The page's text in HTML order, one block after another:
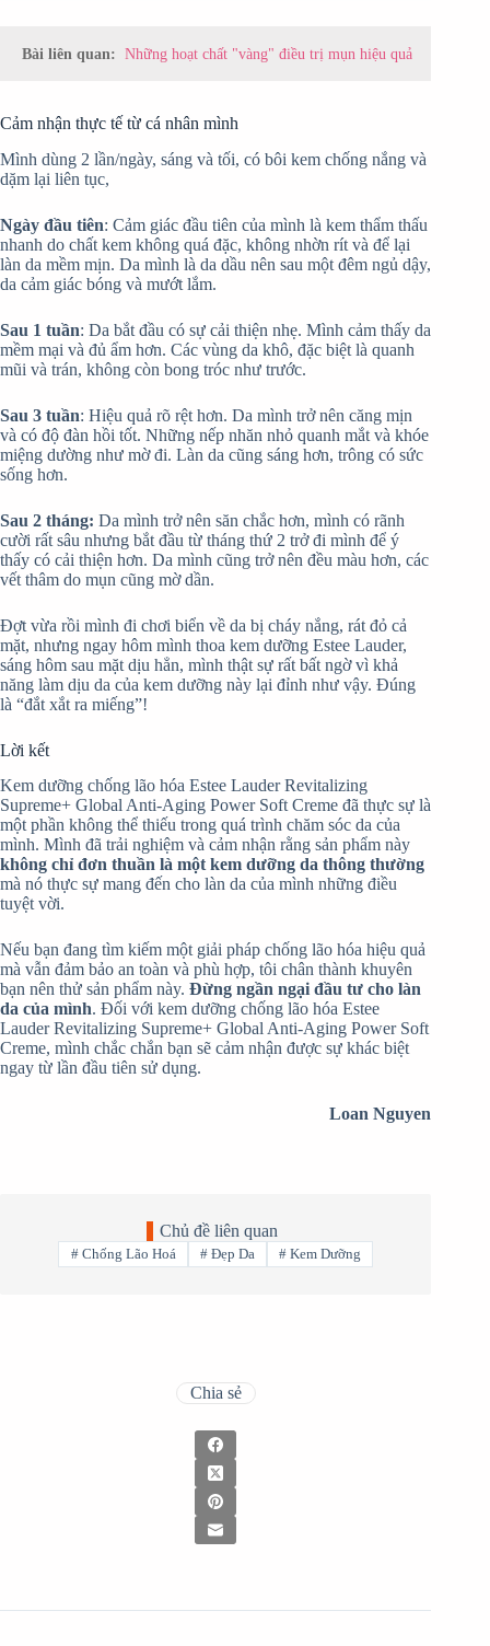
Bài liên quan: Những hoạt chất "vàng" điều trị mụn hiệu quả
Cảm nhận thực tế từ cá nhân mình
Mình dùng 2 lần/ngày, sáng và tối, có bôi kem chống nắng và
dặm lại liên tục,
Ngày đầu tiên: Cảm giác đầu tiên của mình là kem thẩm thấu
nhanh do chất kem không quá đặc, không nhờn rít và để lại
làn da mềm mịn. Da mình là da dầu nên sau một đêm ngủ dậy,
da cảm giác bóng và mướt lắm.
Sau 1 tuần: Da bắt đầu có sự cải thiện nhẹ. Mình cảm thấy da
mềm mại và đủ ẩm hơn. Các vùng da khô, đặc biệt là quanh
mũi và trán, không còn bong tróc như trước.
Sau 3 tuần: Hiệu quả rõ rệt hơn. Da mình trở nên căng mịn
và có độ đàn hồi tốt. Những nếp nhăn nhỏ quanh mắt và khóe
miệng dường như mờ đi. Làn da cũng sáng hơn, trông có sức
sống hơn.
Sau 2 tháng: Da mình trở nên săn chắc hơn, mình có rãnh
cười rất sâu nhưng bắt đầu từ tháng thứ 2 trở đi mình để ý
thấy có cải thiện hơn. Da mình cũng trở nên đều màu hơn, các
vết thâm do mụn cũng mờ dần.
Đợt vừa rồi mình đi chơi biển về da bị cháy nắng, rát đỏ cả
mặt, nhưng ngay hôm mình thoa kem dưỡng Estee Lauder,
sáng hôm sau mặt dịu hẳn, mình thật sự rất bất ngờ vì khả
năng làm dịu da của kem dưỡng này lại đỉnh như vậy. Đúng
là “đắt xắt ra miếng”!
Lời kết
Kem dưỡng chống lão hóa Estee Lauder Revitalizing
Supreme+ Global Anti-Aging Power Soft Creme đã thực sự là
một phần không thể thiếu trong quá trình chăm sóc da của
mình. Mình đã trải nghiệm và cảm nhận rằng sản phẩm này
không chỉ đơn thuần là một kem dưỡng da thông thường
mà nó thực sự mang đến cho làn da của mình những điều
tuyệt vời.
Nếu bạn đang tìm kiếm một giải pháp chống lão hóa hiệu quả
mà vẫn đảm bảo an toàn và phù hợp, tôi chân thành khuyên
bạn nên thử sản phẩm này. Đừng ngần ngại đầu tư cho làn
da của mình. Đối với kem dưỡng chống lão hóa Estee
Lauder Revitalizing Supreme+ Global Anti-Aging Power Soft
Creme, mình chắc chắn bạn sẽ cảm nhận được sự khác biệt
ngay từ lần đầu tiên sử dụng.
Loan Nguyen
Chủ đề liên quan
#Chống Lão Hoá #Đẹp Da #Kem Dưỡng
Chia sẻ